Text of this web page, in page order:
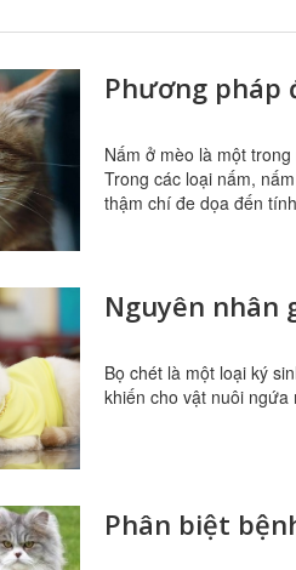
Phương pháp
Nấm ở mèo là một
Trong các loại nấm,
thậm chí đe dọa đến
Nguyên nhân
Bọ chét là một loại ký
khiến cho vật nuôi ngứa
Phân biệt